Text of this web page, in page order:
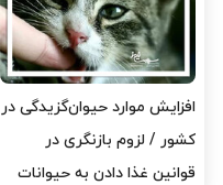
افزایش موارد حیوان‌گزیدگی در
کشور / لزوم بازنگری در
قوانین غذا دادن به حیوانات